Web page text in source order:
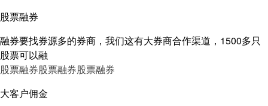
股票融券
融券要找券源多的券商，我们这有大券商合作渠道，1500多只
股票可以融
股票融券股票融券股票融券
大客户佣金